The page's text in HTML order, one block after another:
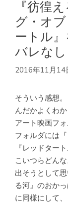
『彷徨
グ・オ
ートル
バレなし
2016年11月14
そういう感想
んだかよくわ
アート映画フォ
フォルダには
『レッドター
こいつらどん
出そうとして
る河』のおか
に同様にして